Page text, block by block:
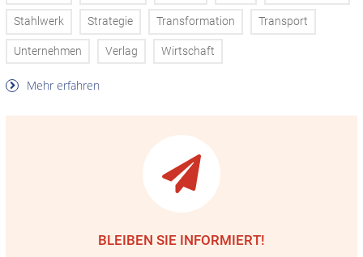
Stahlwerk Strategie Transformation Transport
Unternehmen Verlag Wirtschaft
Mehr erfahren
BLEIBEN SIE INFORMIERT!